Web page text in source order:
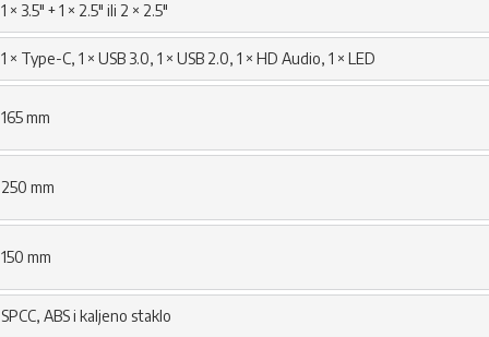
1 × 3.5" + 1 × 2.5" ili 2 × 2.5"
1 × Type-C, 1 × USB 3.0, 1 × USB 2.0, 1 × HD Audio, 1 × LED
165 mm
250 mm
150 mm
SPCC, ABS i kaljeno staklo